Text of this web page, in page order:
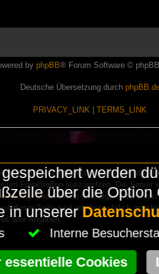
by phpBB® Forum Software ©
Deutsche Übersetzung durch
PRIVACY_LINK TERMS_LINK
Wir sind nicht kommerziell und die
um Freaktreffen auszurichten. Die Server
. Wenn Ihr Fragen oder
dieser Seite sind urheberrechtlich
aller Angaben.
werden
über die
in unserer
Interne
essentielle Cookies